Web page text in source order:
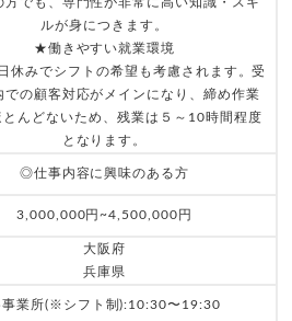
ルが身につきます。
★働きやすい就業環境
休みでシフトの希望も考慮されます。受
での顧客対応がメインになり、締め作業
とんどないため、残業は５～10時間程度
となります。
◎仕事内容に興味のある方
3,000,000円~4,500,000円
大阪府
兵庫県
事業所(※シフト制):10:30〜19:30